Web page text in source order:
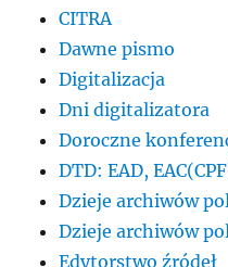
CITRA
Dawne pismo
Digitalizacja
Dni digitalizatora
Doroczne
DTD: EAD,
Dzieje archiwów
Dzieje archiwów
Edytorstwo źródeł